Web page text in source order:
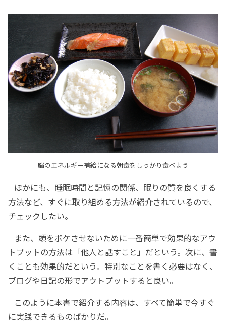
脳のエネルギー補給になる朝食をしっかり食べよう
ほかにも、睡眠時間と記憶の関係、眠りの質を良くする
方法など、すぐに取り組める方法が紹介されているので、
チェックしたい。
また、頭をボケさせないために一番簡単で効果的なアウ
トプットの方法は「他人と話すこと」だという。次に、書
くことも効果的だという。特別なことを書く必要はなく、
ブログや日記の形でアウトプットすると良い。
このように本書で紹介する内容は、すべて簡単で今すぐ
に実践できるものばかりだ。